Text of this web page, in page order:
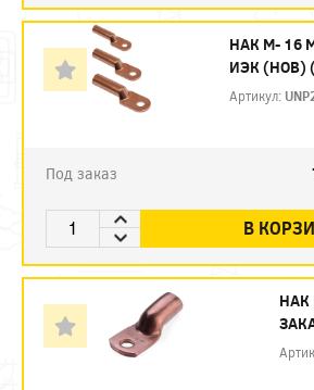
НАК М- 16
ИЭК (НОВ)
Артикул:
Под заказ
В
НАК